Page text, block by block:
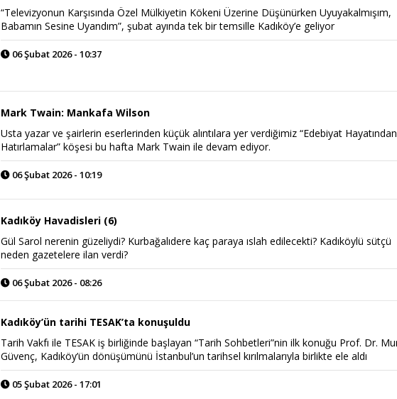
“Televizyonun Karşısında Özel Mülkiyetin Kökeni Üzerine Düşünürken Uyuyakalmışım,
Babamın Sesine Uyandım”, şubat ayında tek bir temsille Kadıköy’e geliyor
06 Şubat 2026 - 10:37
Mark Twain: Mankafa Wilson
Usta yazar ve şairlerin eserlerinden küçük alıntılara yer verdiğimiz “Edebiyat Hayatından
Hatırlamalar” köşesi bu hafta Mark Twain ile devam ediyor.
06 Şubat 2026 - 10:19
Kadıköy Havadisleri (6)
Gül Sarol nerenin güzeliydi? Kurbağalıdere kaç paraya ıslah edilecekti? Kadıköylü sütçü
neden gazetelere ilan verdi?
06 Şubat 2026 - 08:26
Kadıköy’ün tarihi TESAK’ta konuşuldu
Tarih Vakfı ile TESAK iş birliğinde başlayan “Tarih Sohbetleri”nin ilk konuğu Prof. Dr.
Güvenç, Kadıköy’ün dönüşümünü İstanbul’un tarihsel kırılmalarıyla birlikte ele aldı
05 Şubat 2026 - 17:01